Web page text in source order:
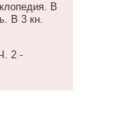
В
В 3 кн.
2 -